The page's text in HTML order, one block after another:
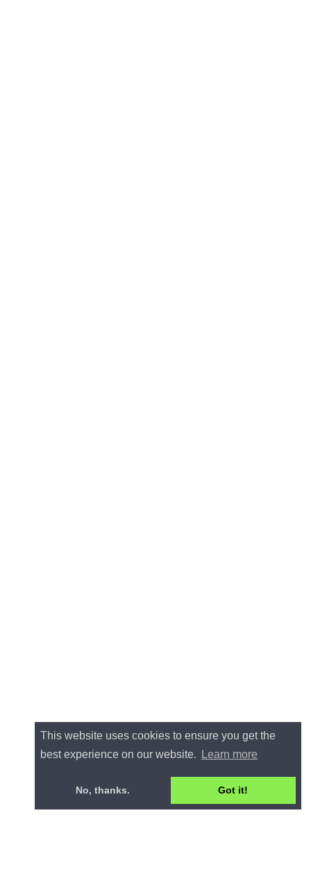
This website uses cookies to ensure you get the
best experience on our website.
Learn more
No, thanks. Got it!